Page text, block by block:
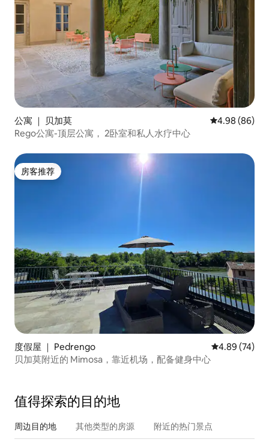
公寓 ｜ 贝加莫 平均评分 4.98
4.98 (86)
Rego公寓-顶层公寓， 2卧室和私人水疗中心
房客推荐
房客推荐
度假屋 ｜ Pedrengo 平均评分
4.89 (74)
贝加莫附近的 Mimosa，靠近机场，配备健身中心
值得探索的目的地
周边目的地 其他类型的房源 附近的热门景点